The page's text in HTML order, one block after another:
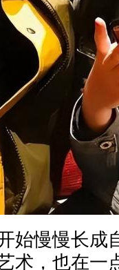
始慢慢长成
术，也在一